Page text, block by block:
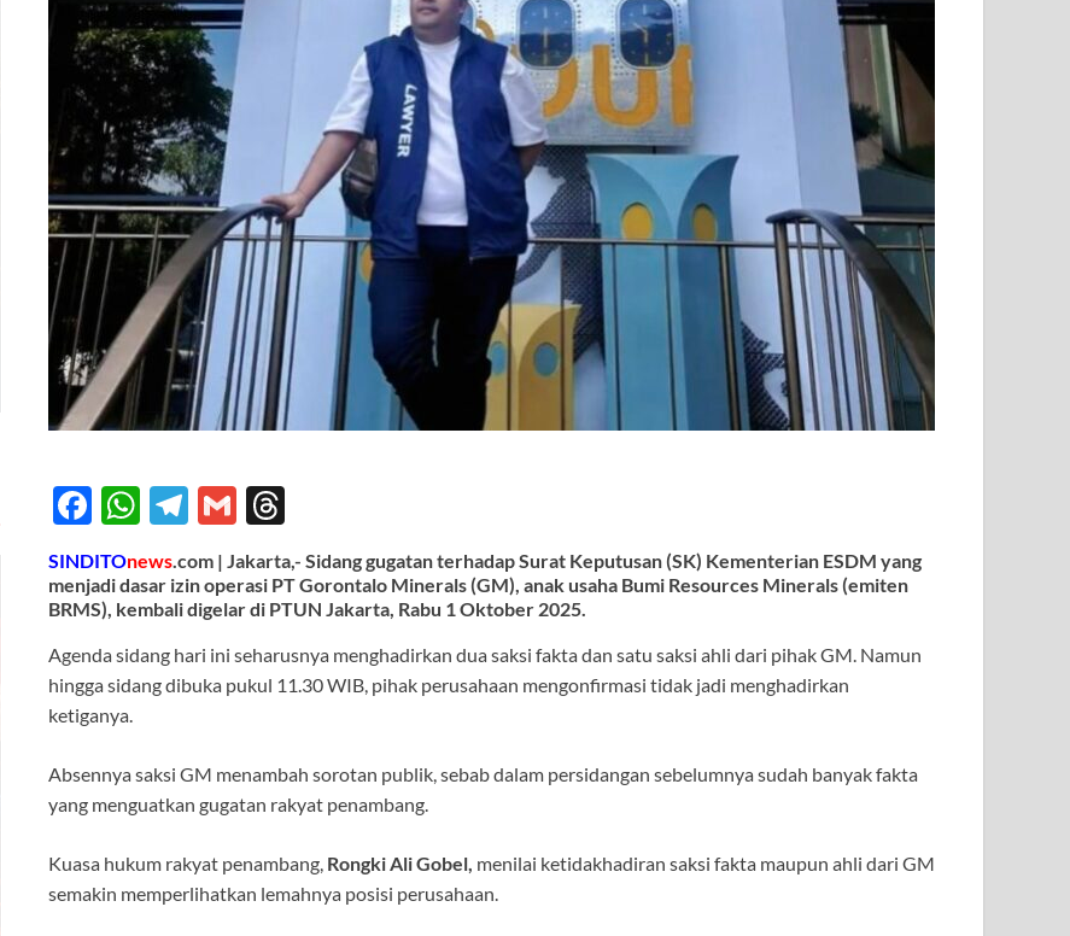
F
ac
e
b
o
o
k
W
at
s
A
p
T
e
gr
a
m
G
m
ail
hr
e
a
ds
SINDITOnews.com | Jakarta,- Sidang gugatan terhadap Surat Keputusan (SK) Kementerian ESDM yang
menjadi dasar izin operasi PT Gorontalo Minerals (GM), anak usaha Bumi Resources Minerals (emiten
BRMS), kembali digelar di PTUN Jakarta, Rabu 1 Oktober 2025.
Agenda sidang hari ini seharusnya menghadirkan dua saksi fakta dan satu saksi ahli dari pihak GM. Namun
hingga sidang dibuka pukul 11.30 WIB, pihak perusahaan mengonfirmasi tidak jadi menghadirkan
ketiganya.
Absennya saksi GM menambah sorotan publik, sebab dalam persidangan sebelumnya sudah banyak fakta
yang menguatkan gugatan rakyat penambang.
Kuasa hukum rakyat penambang, Rongki Ali Gobel, menilai ketidakhadiran saksi fakta maupun ahli dari GM
semakin memperlihatkan lemahnya posisi perusahaan.